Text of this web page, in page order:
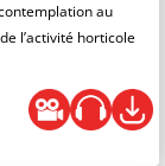
au
l’activité horticole